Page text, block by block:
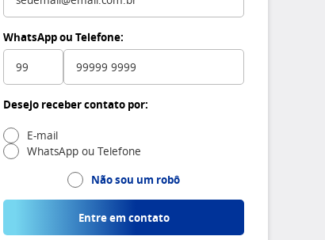
WhatsApp ou Telefone:
Desejo receber contato por:
E-mail
WhatsApp ou Telefone
Não sou um robô
Entre em contato